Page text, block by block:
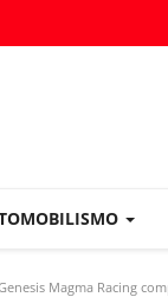
Magma Racing